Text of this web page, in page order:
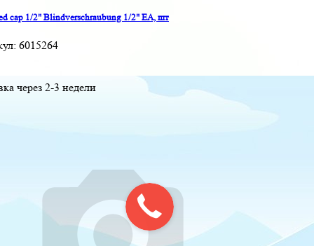
cap 1/2" Blindverschraubung 1/2" EA, шт
6015264
через 2-3 недели